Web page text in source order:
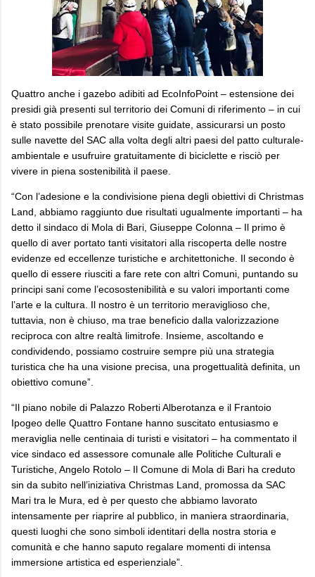
Quattro anche i gazebo adibiti ad EcoInfoPoint – estensione dei
presidi già presenti sul territorio dei Comuni di riferimento – in cui
è stato possibile prenotare visite guidate, assicurarsi un posto
sulle navette del SAC alla volta degli altri paesi del patto culturale-
ambientale e usufruire gratuitamente di biciclette e risciò per
vivere in piena sostenibilità il paese.
“Con l’adesione e la condivisione piena degli obiettivi di Christmas
Land, abbiamo raggiunto due risultati ugualmente importanti – ha
detto il sindaco di Mola di Bari, Giuseppe Colonna – Il primo è
quello di aver portato tanti visitatori alla riscoperta delle nostre
evidenze ed eccellenze turistiche e architettoniche. Il secondo è
quello di essere riusciti a fare rete con altri Comuni, puntando su
principi sani come l’ecosostenibilità e su valori importanti come
l’arte e la cultura. Il nostro è un territorio meraviglioso che,
tuttavia, non è chiuso, ma trae beneficio dalla valorizzazione
reciproca con altre realtà limitrofe. Insieme, ascoltando e
condividendo, possiamo costruire sempre più una strategia
turistica che ha una visione precisa, una progettualità definita, un
obiettivo comune”.
“Il piano nobile di Palazzo Roberti Alberotanza e il Frantoio
Ipogeo delle Quattro Fontane hanno suscitato entusiasmo e
meraviglia nelle centinaia di turisti e visitatori – ha commentato il
vice sindaco ed assessore comunale alle Politiche Culturali e
Turistiche, Angelo Rotolo – Il Comune di Mola di Bari ha creduto
sin da subito nell’iniziativa Christmas Land, promossa da SAC
Mari tra le Mura, ed è per questo che abbiamo lavorato
intensamente per riaprire al pubblico, in maniera straordinaria,
questi luoghi che sono simboli identitari della nostra storia e
comunità e che hanno saputo regalare momenti di intensa
immersione artistica ed esperienziale”.